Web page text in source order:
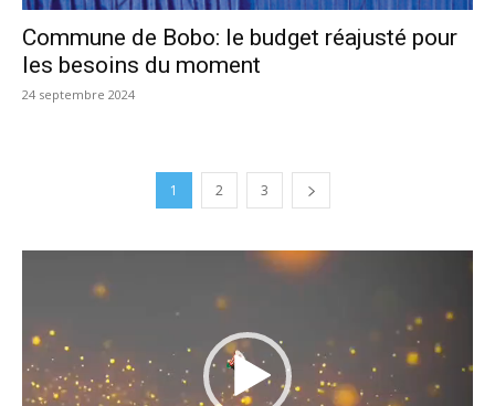
Commune de Bobo: le budget réajusté pour
les besoins du moment
24 septembre 2024
1 2 3